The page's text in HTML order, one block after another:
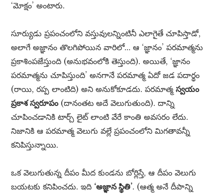
‘మోక్షం’ అంటారు.
సూర్యుడు ప్రపంచంలోని వస్తువులన్నింటినీ ఎలాగైతే చూపిస్తాడో,
అలాగే అజ్ఞానం తొలగిపోయిన వారిలో… ఆ ‘జ్ఞానం’ పరమాత్మను
ప్రకాశింపజేస్తుంది (అనుభవంలోకి తెస్తుంది). అయితే, ‘జ్ఞానం
పరమాత్మను చూపిస్తుంది’ అనగానే పరమాత్మ ఏదో జడ పదార్థం
(రాయి, రప్ప లాంటిది) అని అనుకోకూడదు. పరమాత్మస్వయం
ప్రకాశ స్వరూపం(దానంతట అదే వెలుగుతుంది). దాన్ని
చూపించడానికి టార్చ్ లైట్ లాంటి వేరే కాంతి అవసరం లేదు.
నిజానికి ఆ పరమాత్మ వెలుగు వల్లే ప్రపంచంలోని మిగతావన్నీ
కనిపిస్తున్నాయి.
ఒక వెలుగుతున్న దీపం మీద కుండను బోర్లిస్తే, ఆ దీపం వెలుగు
బయటకు కనిపించదు. ఇది ‘అజ్ఞాన స్థితి’. (ఆత్మ అనే దీపాన్ని